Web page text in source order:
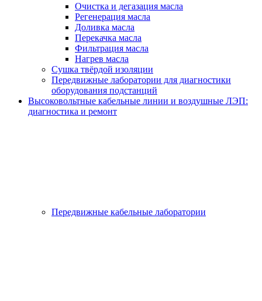
Очистка и дегазация масла
Регенерация масла
Доливка масла
Перекачка масла
Фильтрация масла
Нагрев масла
Сушка твёрдой изоляции
Передвижные лаборатории для диагностики
оборудования подстанций
Высоковольтные кабельные линии и воздушные ЛЭП:
диагностика и ремонт
Передвижные кабельные лаборатории